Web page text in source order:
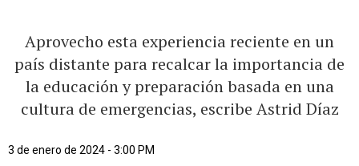
Aprovecho esta experiencia reciente en un
país distante para recalcar la importancia de
la educación y preparación basada en una
cultura de emergencias, escribe Astrid Díaz
3 de enero de 2024 - 3:00 PM